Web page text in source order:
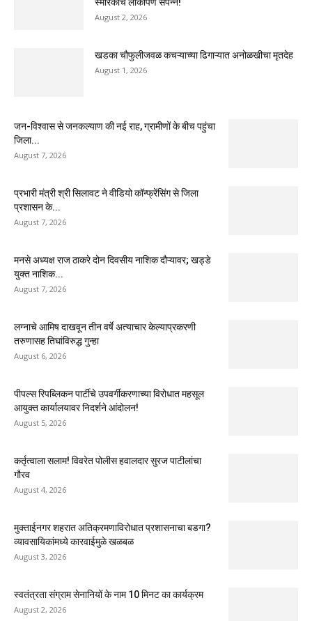
August 2, 2026
खडका चौफुलीजवळ कचऱ्याच्या ढिगाऱ्यात अनोळखीचा मृतदेह
August 1, 2026
जन-विश्वास से जनकल्याण की नई राह, ग्रामीणों के बीच पहुंचा
जिला...
August 7, 2026
प्रभारी मंत्री श्री सिलावट ने वीडियो कॉन्फ्रेंसिंग से जिला
प्रशासन के...
August 7, 2026
मनसे अध्यक्ष राज ठाकरे दोन दिवसीय नाशिक दौऱ्यावर; खड्डे
युक्त नाशिक...
August 7, 2026
लग्नाचे आमिष दाखवून तीन वर्षे अत्याचार केल्याप्रकरणी
तरुणासह तिघांविरुद्ध गुन्हा
August 6, 2026
पीपल्स रिपब्लिकन पार्टीचे उपवर्गीकरणाच्या विरोधात महसूल
आयुक्त कार्यालयावर निदर्शने आंदोलन!
August 5, 2026
कर्तृत्वाला सलाम! विवरेत पोलीस हवालदार सुरज पाटीलांचा
गौरव
August 4, 2026
मुक्ताईनगर शहरात अतिक्रमणाविरोधात प्रशासनाचा बडगा?
व्यावसायिकांमध्ये कारवाईमुळे खळबळ
August 3, 2026
स्वतंत्रता संग्राम सेनानियों के नाम 10 मिनट का कार्यक्रम
August 2, 2026